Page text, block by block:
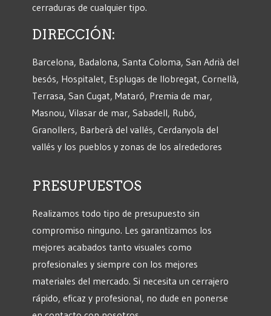
cerraduras de cualquier tipo.
DIRECCIÓN:
Barcelona, Badalona, Santa Coloma, San Adrià del
besós, Hospitalet, Esplugas de llobregat, Cornellà,
Terrasa, San Cugat, Mataró, Premia de mar,
Masnou, Vilasar de mar, Sabadell, Rubó,
Granollers, Barberà del vallés, Cerdanyola del
vallés y los pueblos y zonas de los alrededores
PRESUPUESTOS
Realizamos todo tipo de presupuesto sin
compromiso ninguno. Les garantizamos los
mejores acabados tanto visuales como
profesionales y siempre con los mejores
materiales del mercado. Si necesita un cerrajero
rápido, eficaz y profesional, no dude en ponerse